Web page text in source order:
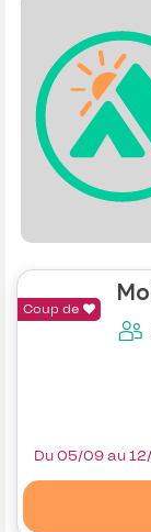
Coup de
Du 05/09 au